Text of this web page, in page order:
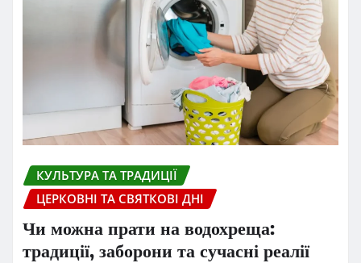
КУЛЬТУРА ТА ТРАДИЦІЇ
ЦЕРКОВНІ ТА СВЯТКОВІ ДНІ
Чи можна прати на водохреща:
традиції, заборони та сучасні реалії